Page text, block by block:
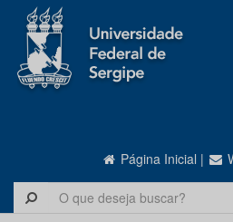
Página Inicial |